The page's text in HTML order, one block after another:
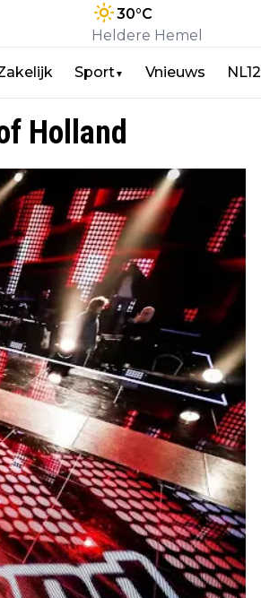
30°C
Heldere Hemel
Sport▼ Vnieuws NL12
Holland